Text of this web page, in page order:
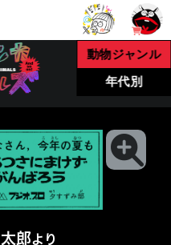
動物ジャンル
年代別
郎より